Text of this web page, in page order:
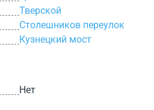
Тверской
Столешников переулок
Кузнецкий мост
Нет